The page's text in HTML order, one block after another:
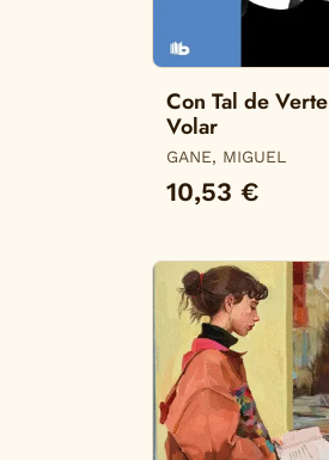
Con Tal de Verte
Volar
GANE, MIGUEL
10,53 €